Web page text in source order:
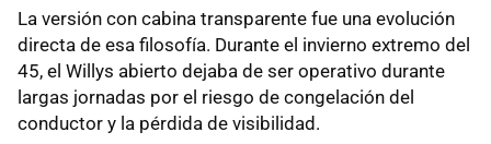
La versión con cabina transparente fue una evolución
directa de esa filosofía. Durante el invierno extremo del
45, el Willys abierto dejaba de ser operativo durante
largas jornadas por el riesgo de congelación del
conductor y la pérdida de visibilidad.